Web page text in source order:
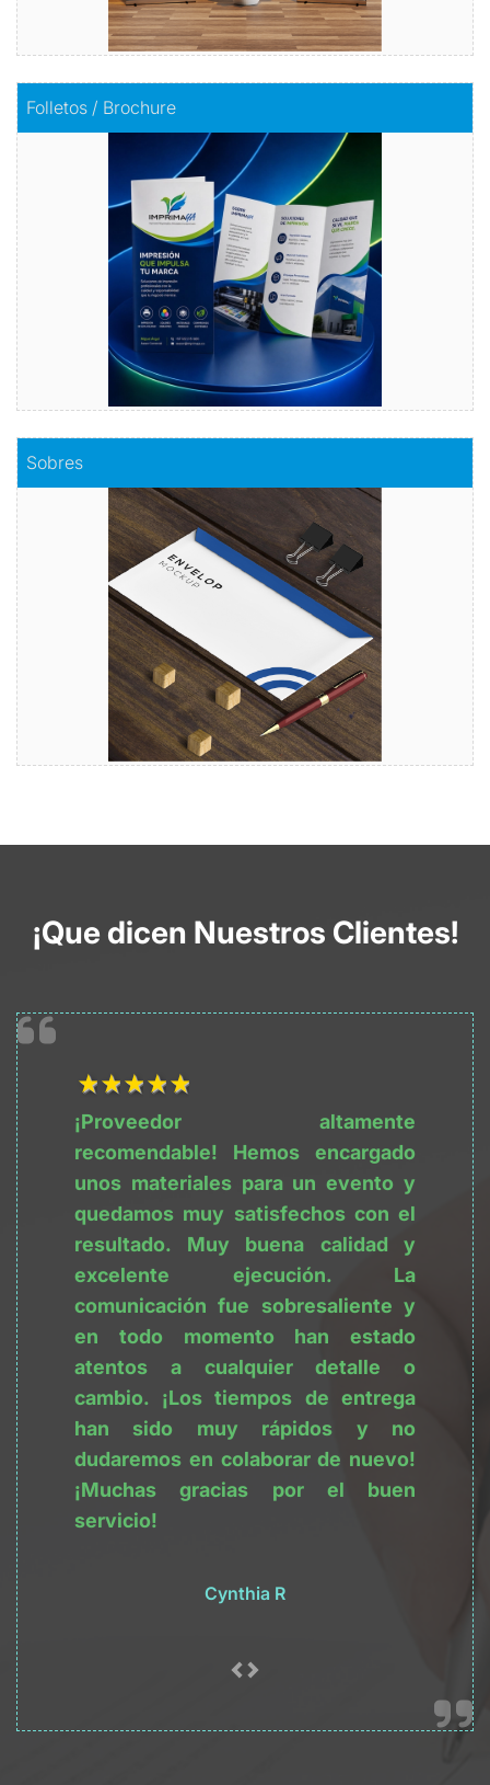
Folletos / Brochure
Impacta con información
Comprar
Comprar
Sobres
Envuelve tu mensaje con sobres de calidad
Comprar
Comprar
¡Que dicen Nuestros Clientes!
1Título
2Título
3Título
4Título
¡Proveedor altamente
recomendable! Hemos encargado
unos materiales para un evento y
quedamos muy satisfechos con el
resultado. Muy buena calidad y
excelente ejecución. La
comunicación fue sobresaliente y
en todo momento han estado
atentos a cualquier detalle o
cambio. ¡Los tiempos de entrega
han sido muy rápidos y no
dudaremos en colaborar de nuevo!
¡Muchas gracias por el buen
servicio!
Cynthia R